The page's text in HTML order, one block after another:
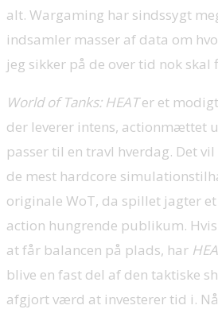
alt. Wargaming har sindssygt
indsamler masser af data om
jeg sikker på de over tid nok skal
World of Tanks: HEATer et
der leverer intens, actionmættet
passer til en travl hverdag. Det
de mest hardcore
originale WoT, da spillet jagter
action hungrende publikum.
at får balancen på plads, har
blive en fast del af den taktiske
afgjort værd at investerer tid i.